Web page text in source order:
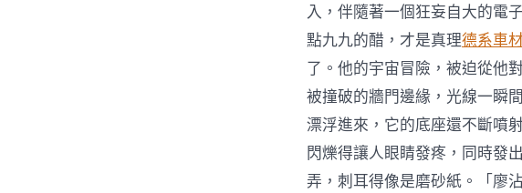
入，伴隨著一個狂妄自大的電
點九九的醋，才是真理德系車
了。他的宇宙冒險，被迫從他
被撞破的牆門邊緣，光線一瞬
漂浮進來，它的底座還不斷噴
閃爍得讓人眼睛發疼，同時發
弄，刺耳得像是磨砂紙。「廖